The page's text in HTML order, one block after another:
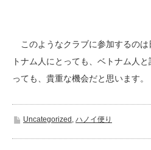
このようなクラブに参加するの
トナム人にとっても、ベトナム人
っても、貴重な機会だと思います。
Uncategorized , ハノイ便り